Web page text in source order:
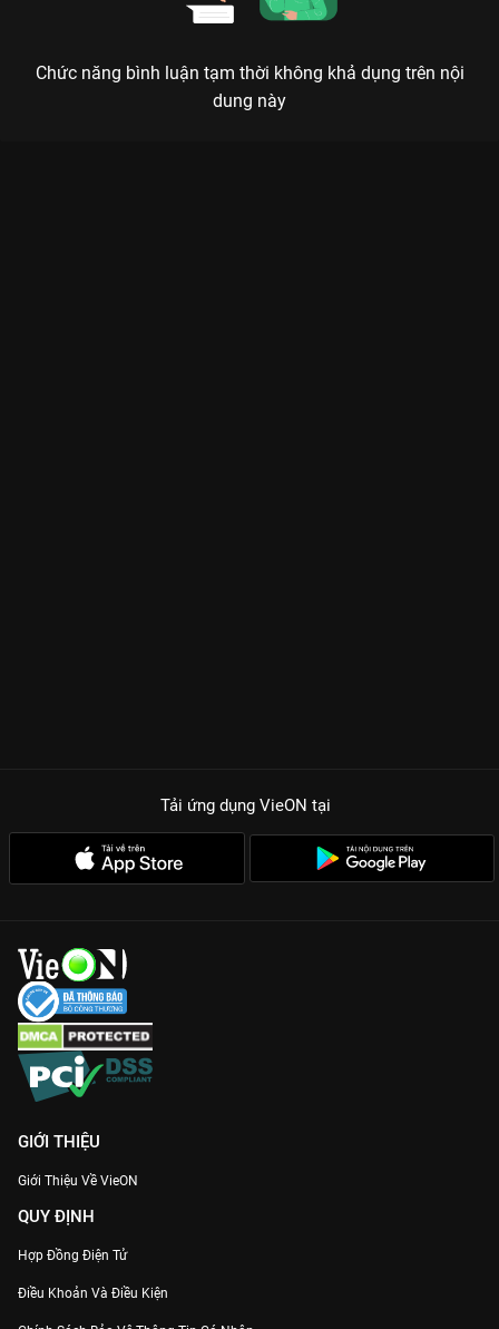
Chức năng bình luận tạm thời không khả dụng trên nội
dung này
Tải ứng dụng VieON tại
GIỚI THIỆU
Giới Thiệu Về VieON
QUY ĐỊNH
Hợp Đồng Điện Tử
Điều Khoản Và Điều Kiện